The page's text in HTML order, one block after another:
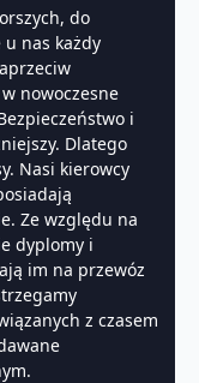
do
nas każdy
nowoczesne
i
Dlatego
Nasi kierowcy
Ze względu na
dyplomy i
im na przewóz
z czasem